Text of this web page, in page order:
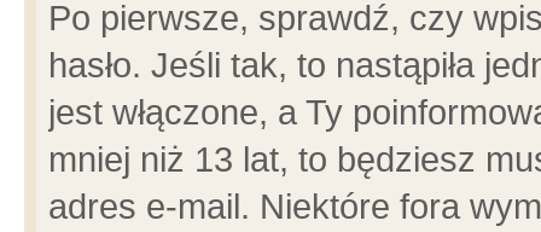
Po pierwsze, sprawdź, czy
hasło. Jeśli tak, to nastąpiła
jest włączone, a Ty
mniej niż 13 lat, to będziesz
adres e-mail. Niektóre fora